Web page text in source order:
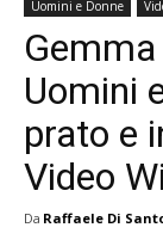
Uomini e Donne
Uomini
prato e
Video
Da Raffaele Di